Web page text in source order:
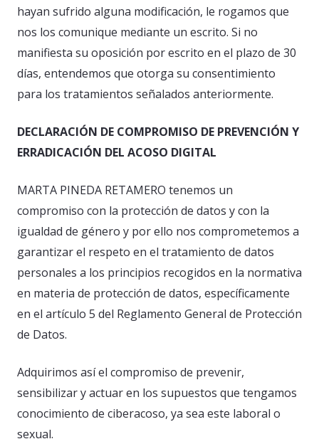
hayan sufrido alguna modificación, le rogamos que
nos los comunique mediante un escrito. Si no
manifiesta su oposición por escrito en el plazo de 30
días, entendemos que otorga su consentimiento
para los tratamientos señalados anteriormente.
DECLARACIÓN DE COMPROMISO DE PREVENCIÓN Y
ERRADICACIÓN DEL ACOSO DIGITAL
MARTA PINEDA RETAMERO tenemos un
compromiso con la protección de datos y con la
igualdad de género y por ello nos comprometemos a
garantizar el respeto en el tratamiento de datos
personales a los principios recogidos en la normativa
en materia de protección de datos, específicamente
en el artículo 5 del Reglamento General de Protección
de Datos.
Adquirimos así el compromiso de prevenir,
sensibilizar y actuar en los supuestos que tengamos
conocimiento de ciberacoso, ya sea este laboral o
sexual.